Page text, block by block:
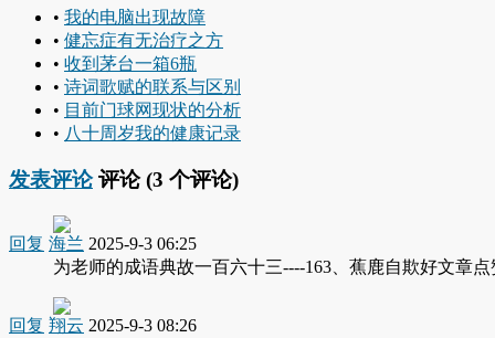
• 我的电脑出现故障
• 健忘症有无治疗之方
• 收到茅台一箱6瓶
• 诗词歌赋的联系与区别
• 目前门球网现状的分析
• 八十周岁我的健康记录
发表评论评论 (3 个评论)
回复 海兰 2025-9-3 06:25
为老师的成语典故一百六十三----163、蕉鹿自欺好文章点
回复 翔云 2025-9-3 08:26